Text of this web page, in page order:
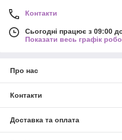
Контакти
Сьогодні працює з 09:00
Показати весь графік
Про нас
Контакти
Доставка та оплата